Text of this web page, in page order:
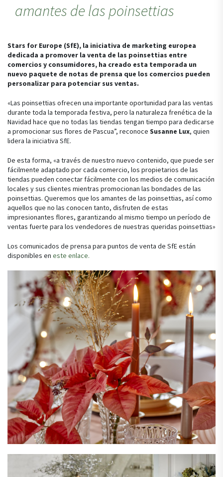
amantes de las poinsettias
Stars for Europe (SfE), la iniciativa de marketing europea
dedicada a promover la venta de las poinsettias entre
comercios y consumidores, ha creado esta temporada un
nuevo paquete de notas de prensa que los comercios pueden
personalizar para potenciar sus ventas.
«Las poinsettias ofrecen una importante oportunidad para las ventas
durante toda la temporada festiva, pero la naturaleza frenética de la
Navidad hace que no todas las tiendas tengan tiempo para dedicarse
a promocionar sus flores de Pascua”, reconoce Susanne Lux, quien
lidera la iniciativa SfE.
De esta forma, «a través de nuestro nuevo contenido, que puede ser
fácilmente adaptado por cada comercio, los propietarios de las
tiendas pueden conectar fácilmente con los medios de comunicación
locales y sus clientes mientras promocionan las bondades de las
poinsettias. Queremos que los amantes de las poinsettias, así como
aquellos que no las conocen tanto, disfruten de estas
impresionantes flores, garantizando al mismo tiempo un período de
ventas fuerte para los vendedores de nuestras queridas poinsettias»
Los comunicados de prensa para puntos de venta de SfE están
disponibles en este enlace.